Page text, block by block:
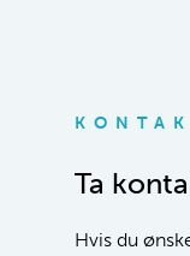
Ta
Hvis du